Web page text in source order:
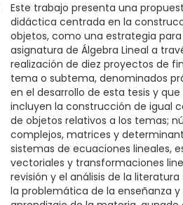
Este trabajo presenta una
didáctica centrada en la
objetos, como una estrategia
asignatura de Álgebra Lineal a
realización de diez proyectos de
tema o subtema, denominados
en el desarrollo de esta tesis y que
incluyen la construcción de igual
de objetos relativos a los temas;
complejos, matrices y
sistemas de ecuaciones lineales,
vectoriales y transformaciones
revisión y el análisis de la literatura
la problemática de la enseñanza y